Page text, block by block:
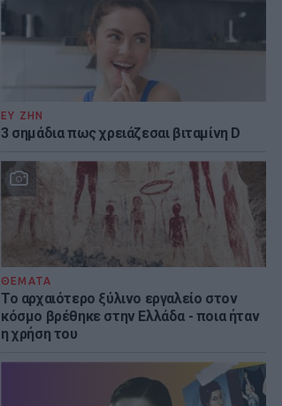
ΕΥ ΖΗΝ
3 σημάδια πως χρειάζεσαι βιταμίνη D
ΘΕΜΑΤΑ
Το αρχαιότερο ξύλινο εργαλείο στον
κόσμο βρέθηκε στην Ελλάδα - ποια ήταν
η χρήση του